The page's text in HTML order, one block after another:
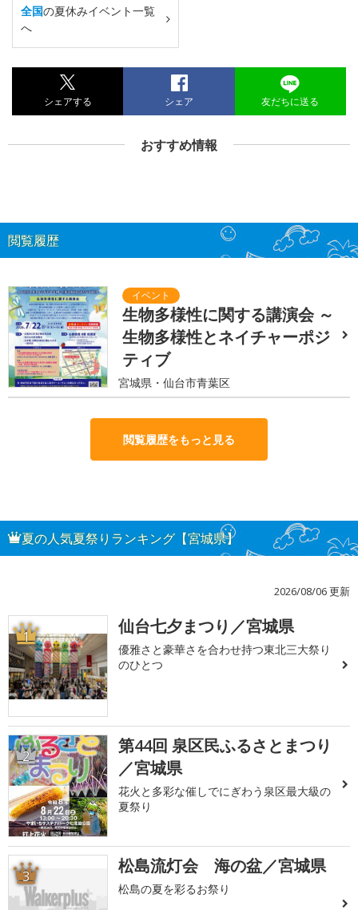
全国の夏休みイベント一覧
へ
シェアする シェア 友だちに送る
おすすめ情報
閲覧履歴
生物多様性に関する講演会 ～
生物多様性とネイチャーポジ
ティブ
宮城県・仙台市青葉区
閲覧履歴をもっと見る
夏の人気夏祭りランキング【宮城県】
2026/08/06 更新
1 仙台七夕まつり／宮城県
優雅さと豪華さを合わせ持つ東北三大祭り
のひとつ
2
第44回 泉区民ふるさとまつり
／宮城県
花火と多彩な催しでにぎわう泉区最大級の
夏祭り
3 松島流灯会 海の盆／宮城県
松島の夏を彩るお祭り